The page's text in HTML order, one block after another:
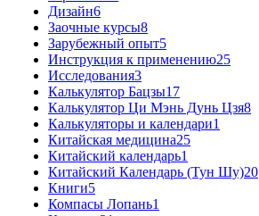
Дизайн6
Заочные курсы8
Зарубежный опыт5
Инструкция к применению25
Исследования3
Калькулятор Бацзы17
Калькулятор Ци Мэнь Дунь Цзя8
Калькуляторы и календари1
Китайская медицина25
Китайский календарь1
Китайский Календарь (Тун Шу)20
Книги5
Компасы Лопань1